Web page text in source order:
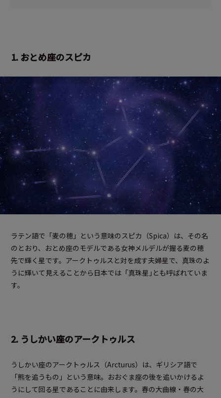
1. おとめ座のスピカ
ラテン語で「麦の穂」という意味のスピカ（Spica）は、その名
のとおり、おとめ座のモデルである女神メルデルが握る麦の穂
先で輝く星です。アークトゥルスと対を成す夫婦星で、真珠のよ
うに輝いて見えることから日本では「真珠星｣とも呼ばれていま
す。
2. うしかい座のアークトゥルス
うしかい座のアークトゥルス（Arcturus）は、ギリシア語で
「熊を追うもの」という意味。おおぐま座の後を追いかけるよ
うにして回る星であることに由来します。春の大曲線・春の大